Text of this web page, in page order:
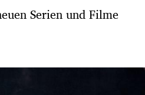
Serien und Filme